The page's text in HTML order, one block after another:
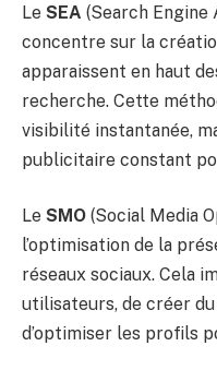
Le SEA (Search Engine
concentre sur la
apparaissent en haut
recherche. Cette
visibilité instantanée,
publicitaire constant
Le SMO (Social Media
l’optimisation de la
réseaux sociaux. Cela
utilisateurs, de créer
d’optimiser les profils